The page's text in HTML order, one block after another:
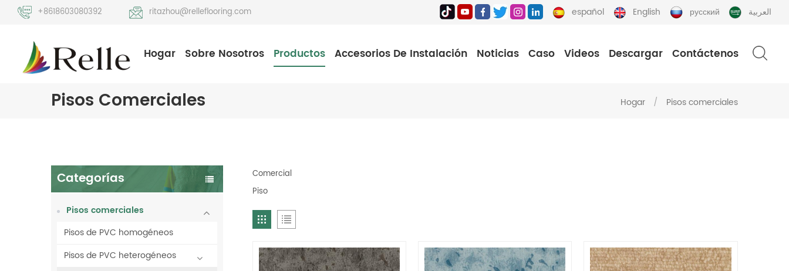
+8618603080392 ritazhou@relleflooring.com español English русский العربية
Hogar Sobre Nosotros Productos Accesorios De Instalación Noticias Caso Videos Descargar Contáctenos
Pisos Comerciales Hogar / Pisos comerciales
Categorías
Pisos comerciales
Pisos de PVC homogéneos
Pisos de PVC heterogéneos
Comercial
Piso